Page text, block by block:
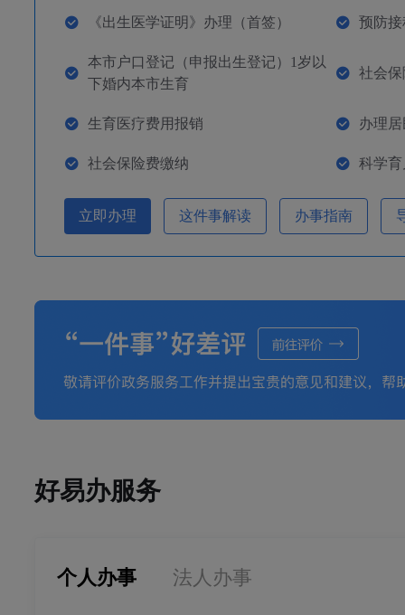
《出生医学证明》办理（首签） 预防
本市户口登记（申报出生登记）1岁以
下婚内本市生育
社会
生育医疗费用报销 办理
社会保险费缴纳 科学
立即办理 这件事解读 办事指南
好易办服务
个人办事 法人办事